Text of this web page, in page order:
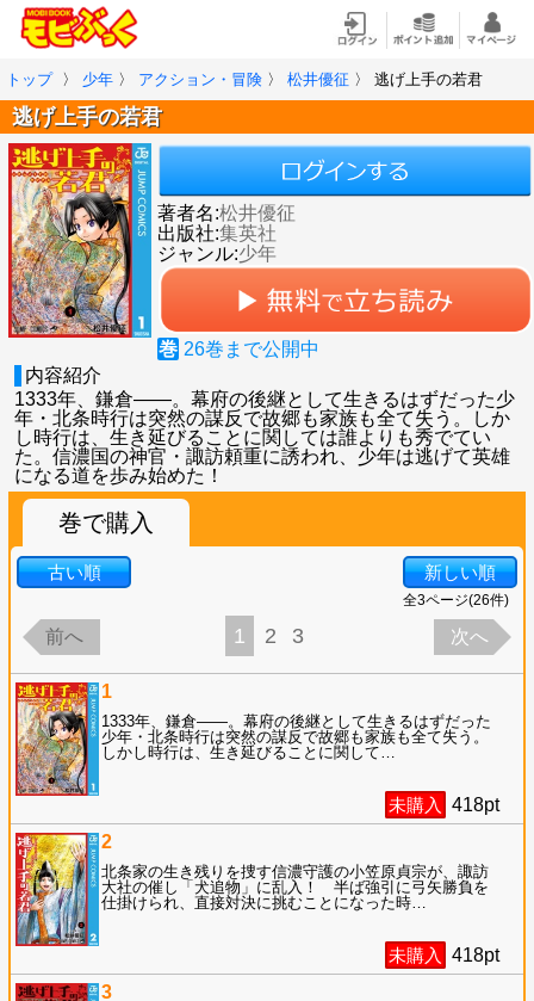
トップ 〉 少年 〉 アクション・冒険 〉 松井優征 〉 逃げ上手の若君
逃げ上手の若君
著者名:松井優征
出版社:集英社
ジャンル:少年
巻 26巻まで公開中
内容紹介
1333年、鎌倉――。幕府の後継として生きるはずだった少
年・北条時行は突然の謀反で故郷も家族も全て失う。しか
し時行は、生き延びることに関しては誰よりも秀でてい
た。信濃国の神官・諏訪頼重に誘われ、少年は逃げて英雄
になる道を歩み始めた！
巻で購入
古い順 新しい順
全3ページ(26件)
前へ 1 2 3 次へ
1
1333年、鎌倉――。幕府の後継として生きるはずだった
少年・北条時行は突然の謀反で故郷も家族も全て失う。
しかし時行は、生き延びることに関して
未購入 418pt
2
北条家の生き残りを捜す信濃守護の小笠原貞宗が、諏訪
大社の催し「犬追物」に乱入！ 半ば強引に弓矢勝負を
仕掛けられ、直接対決に挑むことになった時
未購入 418pt
3